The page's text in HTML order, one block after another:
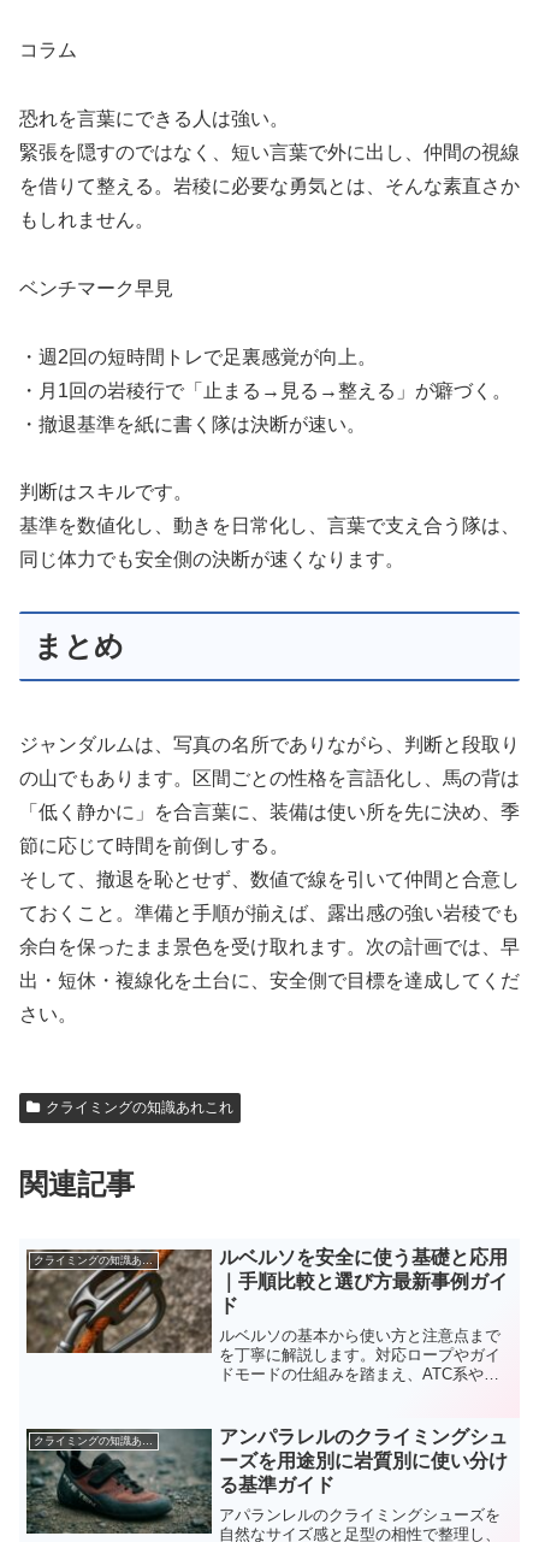
コラム
恐れを言葉にできる人は強い。
緊張を隠すのではなく、短い言葉で外に出し、仲間の視線
を借りて整える。岩稜に必要な勇気とは、そんな素直さか
もしれません。
ベンチマーク早見
・週2回の短時間トレで足裏感覚が向上。
・月1回の岩稜行で「止まる→見る→整える」が癖づく。
・撤退基準を紙に書く隊は決断が速い。
判断はスキルです。
基準を数値化し、動きを日常化し、言葉で支え合う隊は、
同じ体力でも安全側の決断が速くなります。
まとめ
ジャンダルムは、写真の名所でありながら、判断と段取り
の山でもあります。区間ごとの性格を言語化し、馬の背は
「低く静かに」を合言葉に、装備は使い所を先に決め、季
節に応じて時間を前倒しする。
そして、撤退を恥とせず、数値で線を引いて仲間と合意し
ておくこと。準備と手順が揃えば、露出感の強い岩稜でも
余白を保ったまま景色を受け取れます。次の計画では、早
出・短休・複線化を土台に、安全側で目標を達成してくだ
さい。
クライミングの知識あれこれ
関連記事
クライミングの知識あれこれ
ルベルソを安全に使う基礎と応用
｜手順比較と選び方最新事例ガイ
ド
ルベルソの基本から使い方と注意点まで
を丁寧に解説します。対応ロープやガイ
ドモードの仕組みを踏まえ、ATC系や補
心の準備が整います。
アンパラレルのクライミングシュ
ーズを用途別に岩質別に使い分け
る基準ガイド
アパランレルのクライミングシューズを
自然なサイズ感と足型の相性で整理し、